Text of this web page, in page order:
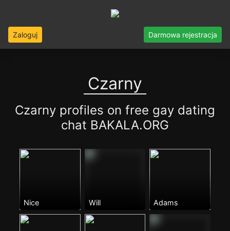
Zaloguj Darmowa rejestracja
Czarny
Czarny profiles on free gay dating
chat BAKALA.ORG
Nice Will Adams